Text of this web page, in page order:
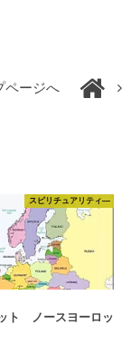
ページへ
スピリチュアリティ―
ト ノースヨーロッ